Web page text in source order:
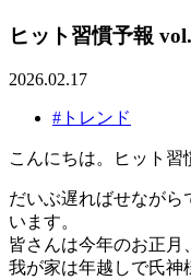
ヒット習慣予報
2026.02.17
#トレンド
こんにちは。ヒット習
だいぶ遅ればせなが
います。
皆さんは今年のお正月
我が家は年越しで氏神